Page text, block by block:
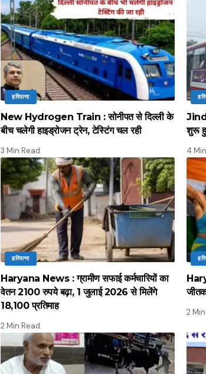
हरियाणा
New Hydrogen Train : सोनीपत से दिल्ली के
बीच चलेगी हाइड्रोजन ट्रेन, टेस्टिंग चल रही
3 Min Read
Jind
शुरू
4
हरियाणा
Haryana News : ग्रामीण सफाई कर्मचारियों का
वेतन 2100 रुपये बढ़ा, 1 जुलाई 2026 से मिलेंगे
18,100 प्रतिमाह
2 Min Read
2